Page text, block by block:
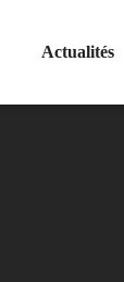
Actualités